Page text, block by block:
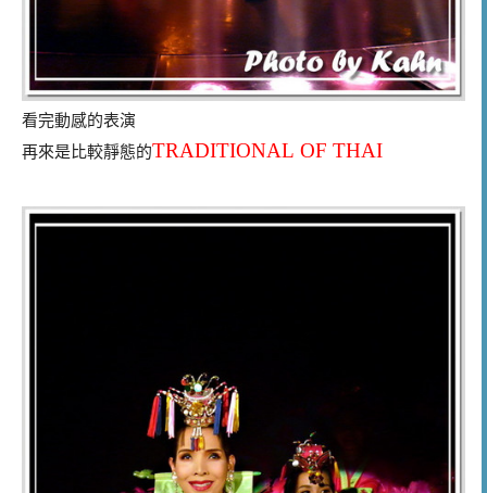
看完動感的表演
再來是比較靜態的TRADITIONAL OF THAI